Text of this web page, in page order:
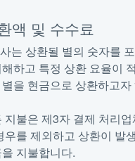
액 및 수수료
상환될 별의 숫자를 포
하고 특정 상환 요율이
을 현금으로 상환하고
지불은 제3자 결제 처리
우를 제외하고 상환이 발
지불합니다.